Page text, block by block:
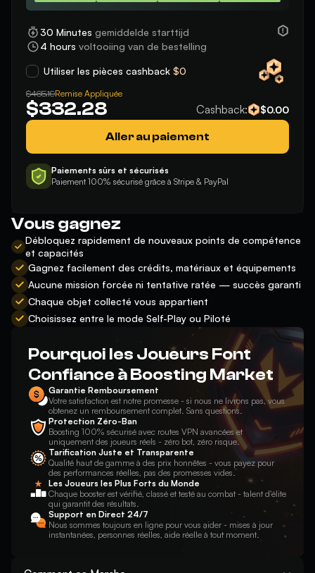
30 Minutes gemiddelde starttijd
4 hours voltooiing van de bestelling
Utiliser les pièces cashback $0
$465.19Remise Appliquée
$332.28 Cashback: $0.00
Aller au paiement
Paiements sûrs et sécurisés
Paiement 100% sécurisé grâce à Stripe & PayPal
Vous gagnez
Débloquez rapidement de nouveaux points de compétence
et capacités
Gagnez facilement des crédits, matériaux et équipements
Aucune mission forcée ni tentative ratée — succès garanti
Chaque objet collecté vous appartient
Choisissez entre le mode Self-Play ou Piloté
Pourquoi les Joueurs Font
Confiance à Boosting Market
Garantie Remboursement
Votre satisfaction est notre promesse - si nous ne livrons pas, vous
obtenez un remboursement complet. Sans questions.
Protection Zéro-Ban
Boosting 100% sécurisé avec routes VPN avancées et
uniquement des joueurs réels - zéro bot, zéro risque.
Tarification Juste et Transparente
Qualité haut de gamme à des prix honnêtes - vous payez pour
des performances réelles, pas des promesses vides.
Les Joueurs les Plus Forts du Monde
Chaque booster est vérifié, classé et testé au combat - talent d'élite
qui garantit des résultats.
Support en Direct 24/7
Nous sommes toujours en ligne pour vous aider - mises à jour
instantanées, personnes réelles, aide réelle à tout moment.